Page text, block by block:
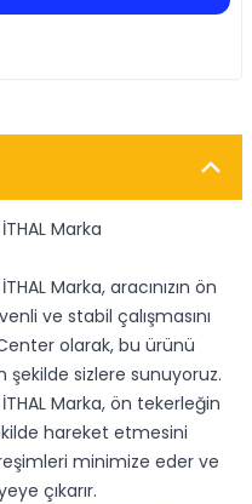
Marka
Marka, aracınızın ön
ve stabil çalışmasını
olarak, bu ürünü
sizlere sunuyoruz.
Marka, ön tekerleğin
hareket etmesini
minimize eder ve
çıkarır.